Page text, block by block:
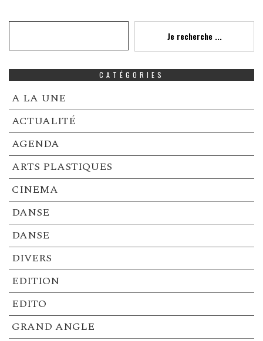
Je recherche ...
CATÉGORIES
A LA UNE
ACTUALITÉ
AGENDA
ARTS PLASTIQUES
CINEMA
DANSE
DANSE
DIVERS
EDITION
EDITO
GRAND ANGLE